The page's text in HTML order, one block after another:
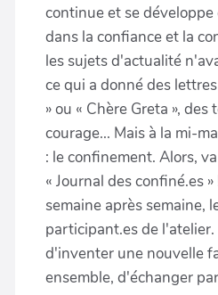
continue et se développe
dans la confiance et la
les sujets d'actualité
ce qui a donné des
» ou « Chère Greta », des
courage... Mais à la mi-
: le confinement. Alors,
« Journal des confiné.es
semaine après semaine,
participant.es de l'atelier.
d'inventer une nouvelle
ensemble, d'échanger